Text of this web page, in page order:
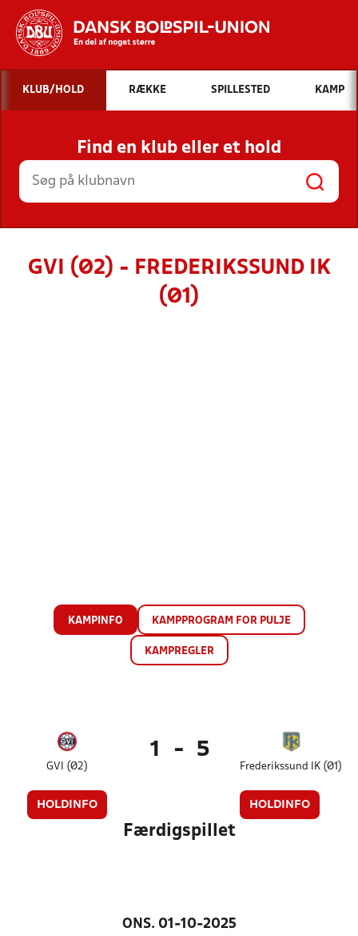
Hvad vil du søge efter?
INDHOLD OG NYHEDER
STILLINGER, RESULTATER, KLUBBER OG
HOLD
KLUB/HOLD RÆKKE SPILLESTED KAMP
Find en klub eller et hold
GVI (Ø2) - FREDERIKSSUND IK
(Ø1)
KAMPINFO KAMPPROGRAM FOR PULJE
KAMPREGLER
GVI (Ø2)
HOLDINFO
1 - 5
Frederikssund IK (Ø1)
HOLDINFO
Færdigspillet
ONS. 01-10-2025